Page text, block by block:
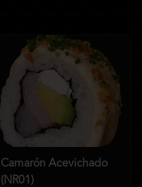
Camarón Acevichado
(NR01)